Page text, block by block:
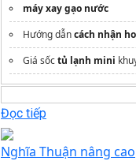
máy xay gạo nước
Hướng dẫncách nhận
Giá sốctủ lạnh mini
Đọc tiếp
Nghĩa Thuận nâng cao